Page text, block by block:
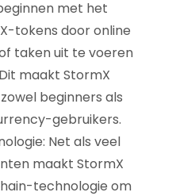
met het
tokens door online
taken uit te voeren
maakt StormX
beginners als
gebruikers.
Net als veel
maakt StormX
technologie om